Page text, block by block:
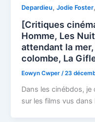
Depardieu,Jodie Foster,
[Critiques
Homme, Les
attendant la
colombe, La
Eowyn Cwper/23
Dans les cinébdos, je
sur les films vus dans